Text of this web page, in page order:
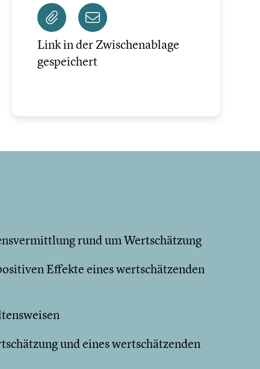
Link in der Zwischenablage
gespeichert
rund um Wertschätzung
Effekte eines wertschätzenden
und eines wertschätzenden